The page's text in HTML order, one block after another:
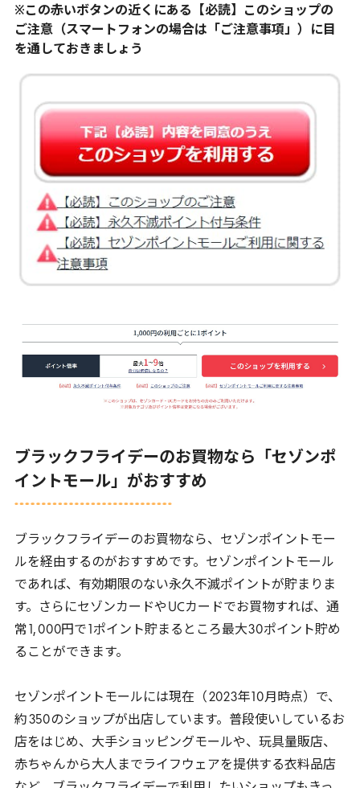
※この赤いボタンの近くにある【必読】このショップの
ご注意（スマートフォンの場合は「ご注意事項」）に目
を通しておきましょう
ブラックフライデーのお買物なら「セゾンポ
イントモール」がおすすめ
ブラックフライデーのお買物なら、セゾンポイントモー
ルを経由するのがおすすめです。セゾンポイントモール
であれば、有効期限のない永久不滅ポイントが貯まりま
す。さらにセゾンカードやUCカードでお買物すれば、通
常 1,000円で 1ポイント貯まるところ最大30ポイント貯め
ることができます。
セゾンポイントモールには現在（2023年 10月時点）で、
約350のショップが出店しています。普段使いしているお
店をはじめ、大手ショッピングモールや、玩具量販店、
赤ちゃんから大人までライフウェアを提供する衣料品店